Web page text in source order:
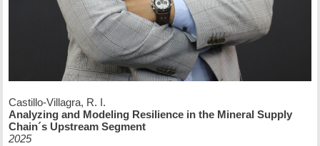
Castillo-Villagra, R. I.
Analyzing and Modeling Resilience in the Mineral Supply
Chain´s Upstream Segment
2025